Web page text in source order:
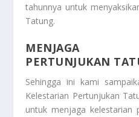
tahunnya untuk
Tatung.
MENJAGA
PERTUNJUKAN
Sehingga ini kami
Kelestarian Pertunjukan
untuk menjaga kelestarian